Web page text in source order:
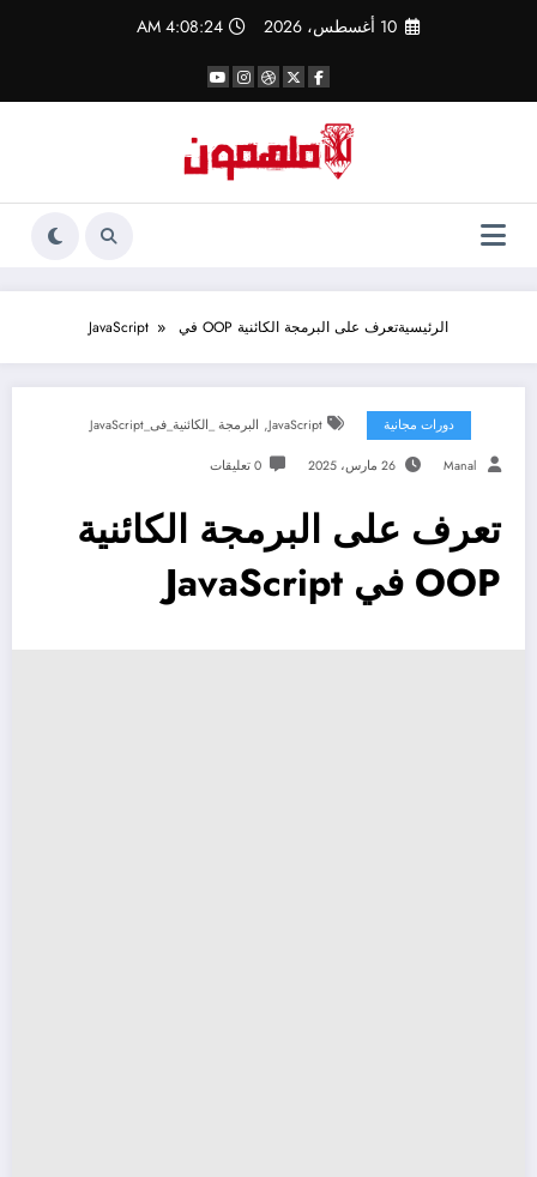
10 أغسطس، 2026 4:08:24 AM
الرئيسيةتعرف على البرمجة الكائنية OOP في JavaScript
دورات مجانية JavaScript
, البرمجة _الكائنية_فى_JavaScript
Manal 26 مارس، 2025 0 تعليقات
تعرف على البرمجة الكائنية
OOP في JavaScript